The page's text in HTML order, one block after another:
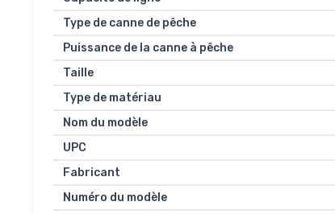
Type de canne de pêche
Puissance de la canne à pêche
Taille
Type de matériau
Nom du modèle
UPC
Fabricant
Numéro du modèle